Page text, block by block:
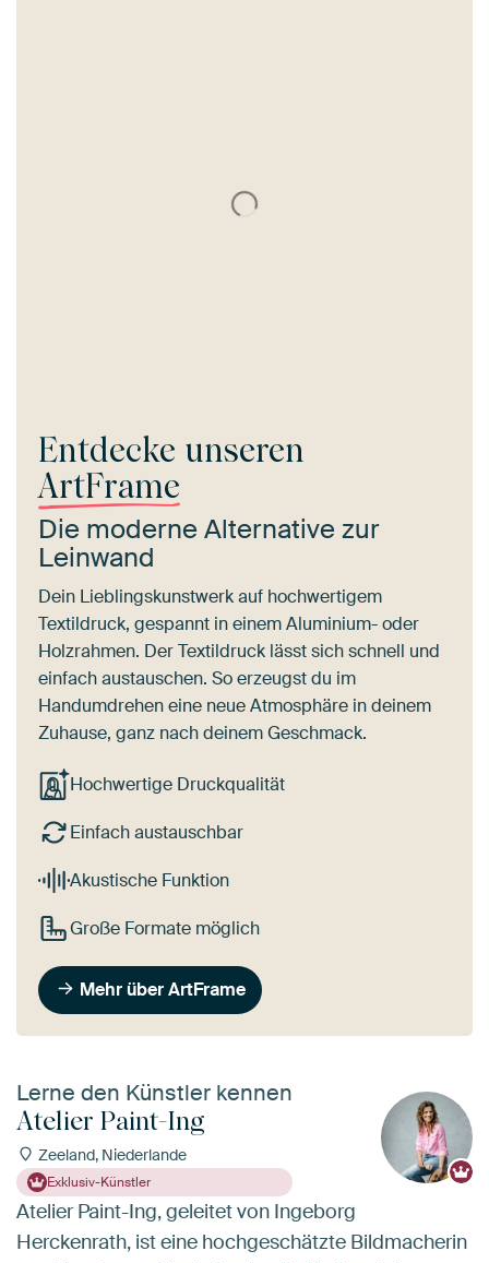
Entdecke unseren
ArtFrame
Die moderne Alternative zur
Leinwand
Dein Lieblingskunstwerk auf hochwertigem
Textildruck, gespannt in einem Aluminium- oder
Holzrahmen. Der Textildruck lässt sich schnell und
einfach austauschen. So erzeugst du im
Handumdrehen eine neue Atmosphäre in deinem
Zuhause, ganz nach deinem Geschmack.
Hochwertige Druckqualität
Einfach austauschbar
Akustische Funktion
Große Formate möglich
Mehr über ArtFrame
Lerne den Künstler kennen
Atelier Paint-Ing
Zeeland, Niederlande
Exklusiv-Künstler
Atelier Paint-Ing, geleitet von Ingeborg
Herckenrath, ist eine hochgeschätzte Bildmacherin